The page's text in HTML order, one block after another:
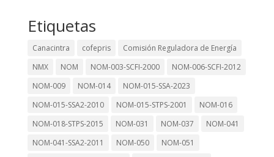
Etiquetas
Canacintra cofepris
Comisión Reguladora de Energía
NMX
NOM NOM-003-SCFI-2000
NOM-006-SCFI-2012
NOM-009
NOM-014
NOM-015-SSA-2023
NOM-015-SSA2-2010
NOM-015-STPS-2001
NOM-016
NOM-018-STPS-2015
NOM-031 NOM-037
NOM-041
NOM-041-SSA2-2011
NOM-050
NOM-051